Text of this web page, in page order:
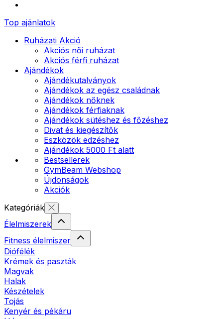
Top ajánlatok
Ruházati Akció
Akciós női ruházat
Akciós férfi ruházat
Ajándékok
Ajándékutalványok
Ajándékok az egész családnak
Ajándékok nőknek
Ajándékok férfiaknak
Ajándékok sütéshez és főzéshez
Divat és kiegészítők
Eszközök edzéshez
Ajándékok 5000 Ft alatt
Bestsellerek
GymBeam Webshop
Újdonságok
Akciók
Kategóriák
Élelmiszerek
Fitness élelmiszer
Diófélék
Krémek és paszták
Magvak
Halak
Készételek
Tojás
Kenyér és pékáru